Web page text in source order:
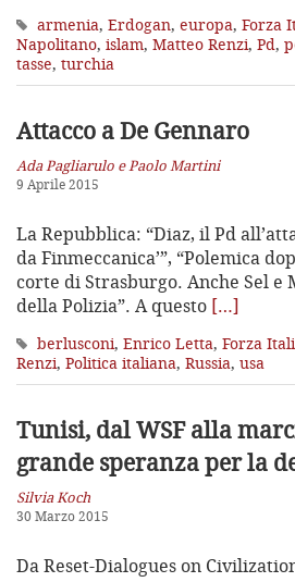
armenia, Erdogan, europa, Forza
Napolitano, islam, Matteo Renzi, Pd,
tasse, turchia
Attacco a De Gennaro
Ada Pagliarulo e Paolo Martini
9 Aprile 2015
La Repubblica: “Diaz, il Pd
da Finmeccanica’”, “Polemica
corte di Strasburgo. Anche Sel e
della Polizia”. A questo […]
berlusconi, Enrico Letta, Forza
Renzi, Politica italiana, Russia, usa
Tunisi, dal WSF alla
grande speranza per la
Silvia Koch
30 Marzo 2015
Da Reset-Dialogues on